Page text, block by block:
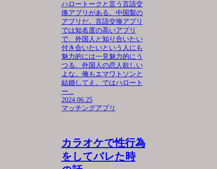
ハロートークと言う言語交
換アプリがある。中国製の
アプリだ。言語交換アプリ
では知名度の高いアプリ
で、外国人と知り合いたい
付き合いたいという人にも
魅力的には一見魅力的にう
つる。外国人の恋人欲しい
よな。俺もエマワトソンと
結婚してえ。ではハロート
ー...
2024.06.25
マッチングアプリ
カラオケで性行為
をしてバレた時